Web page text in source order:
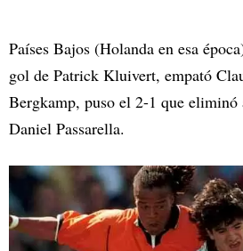
Países Bajos (Holanda en esa
gol de Patrick Kluivert, empató
Bergkamp, puso el 2-1 que
Daniel Passarella.